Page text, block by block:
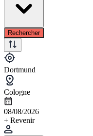
Rechercher
Dortmund
Cologne
08/08/2026
+ Revenir